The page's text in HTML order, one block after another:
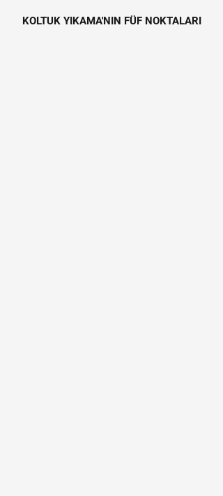
KOLTUK YIKAMA'NIN FÜF NOKTALARI